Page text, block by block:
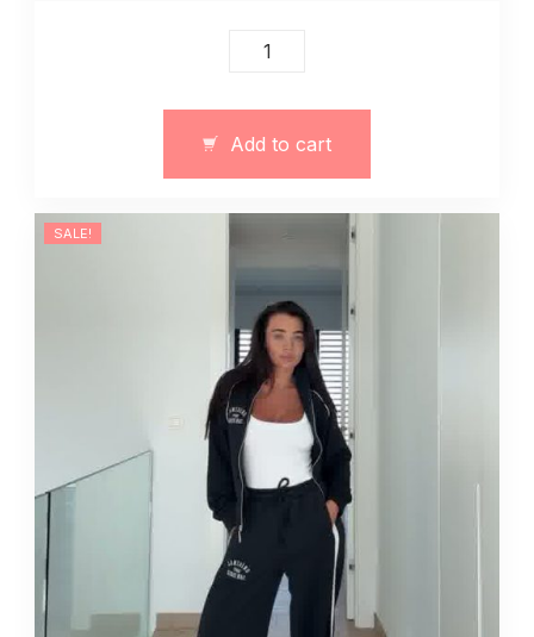
Damski
quantity
Add to cart
SALE!